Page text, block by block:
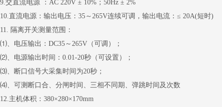
9.交直流电源 ：AC 220V ± 10%；50Hz ± 2%
10.直流电源：输出电压：35～265V连续可调，输出电流：≤ 20A(短时)
11. 隔离开关测量范围：
⑴、电压输出：DC35～265V（可调）；
⑵、电源输出时间：0.01-20秒（可设置）；
⑶、断口信号大采集时间为20秒；
⑷、可测断口合、分闸时间、三相不同期、弹跳时间及次数
12.主机体积：380×280×170mm